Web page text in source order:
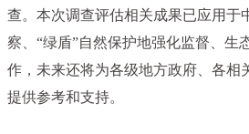
查。本次调查评估相关成果已应用于
察、“绿盾”自然保护地强化监督、生
作，未来还将为各级地方政府、各相
提供参考和支持。